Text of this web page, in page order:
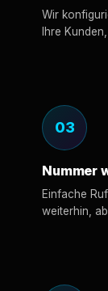
Wir
Ihre
03
Nummer
Einfache
weiterhin,